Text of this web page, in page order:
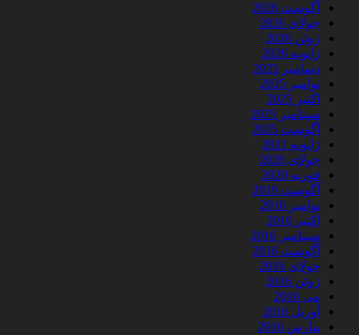
آگوست 2026
جولای 2026
ژوئن 2026
ژانویه 2026
دسامبر 2025
نوامبر 2025
اکتبر 2025
سپتامبر 2025
آگوست 2025
ژانویه 2021
جولای 2020
فوریه 2020
آگوست 2019
نوامبر 2016
اکتبر 2016
سپتامبر 2016
آگوست 2016
جولای 2016
ژوئن 2016
می 2016
آوریل 2016
مارس 2016